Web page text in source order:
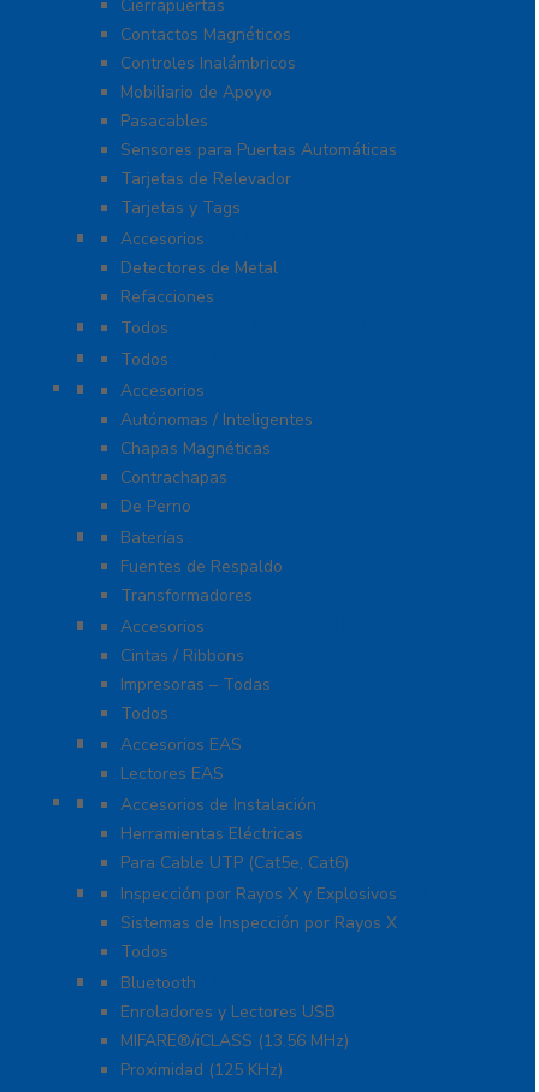
Cierrapuertas
Contactos Magnéticos
Controles Inalámbricos
Mobiliario de Apoyo
Pasacables
Sensores para Puertas Automáticas
Tarjetas de Relevador
Tarjetas y Tags
Detectores De Metal
Accesorios
Detectores de Metal
Refacciones
Control De Rondas Para Vigilantes
Todos
Equipo Blindado
Todos
Cerraduras
Accesorios
Autónomas / Inteligentes
Chapas Magnéticas
Contrachapas
De Perno
Fuentes de Alimentación
Baterías
Fuentes de Respaldo
Transformadores
Identificación y Credencialización
Accesorios
Cintas / Ribbons
Impresoras – Todas
Todos
Protección Contra Descargas
Accesorios EAS
Lectores EAS
Herramientas
Accesorios de Instalación
Herramientas Eléctricas
Para Cable UTP (Cat5e, Cat6)
Inspección por Rayos X y Explosivos
Inspección por Rayos X y Explosivos
Sistemas de Inspección por Rayos X
Todos
Lectoras y Tarjetas
Bluetooth
Enroladores y Lectores USB
MIFARE®/iCLASS (13.56 MHz)
Proximidad (125 KHz)